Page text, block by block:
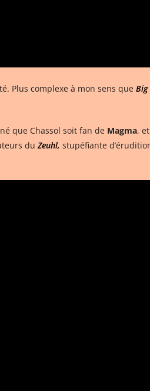
Plus complexe à mon sens que Big
que Chassol soit fan de Magma,
du Zeuhl, stupéfiante